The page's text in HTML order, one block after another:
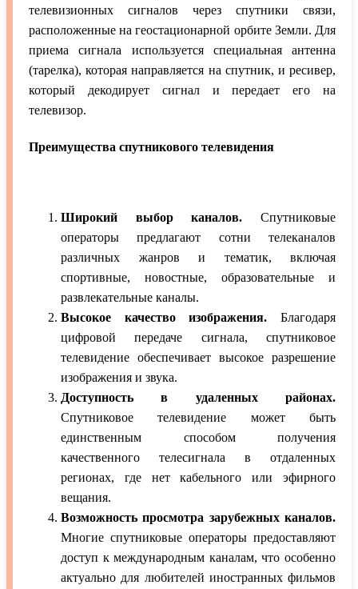
телевизионных сигналов через спутники связи,
расположенные на геостационарной орбите Земли. Для
приема сигнала используется специальная антенна
(тарелка), которая направляется на спутник, и ресивер,
который декодирует сигнал и передает его на
телевизор.
Преимущества спутникового телевидения
Широкий выбор каналов. Спутниковые
операторы предлагают сотни телеканалов
различных жанров и тематик, включая
спортивные, новостные, образовательные и
развлекательные каналы.
Высокое качество изображения. Благодаря
цифровой передаче сигнала, спутниковое
телевидение обеспечивает высокое разрешение
изображения и звука.
Доступность в удаленных районах.
Спутниковое телевидение может быть
единственным способом получения
качественного телесигнала в отдаленных
регионах, где нет кабельного или эфирного
вещания.
Возможность просмотра зарубежных каналов.
Многие спутниковые операторы предоставляют
доступ к международным каналам, что особенно
актуально для любителей иностранных фильмов